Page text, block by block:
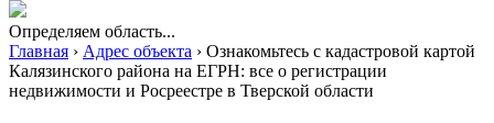
Определяем область...
Главная › Адрес объекта › Ознакомьтесь с кадастровой картой
Калязинского района на ЕГРН: все о регистрации
недвижимости и Росреестре в Тверской области